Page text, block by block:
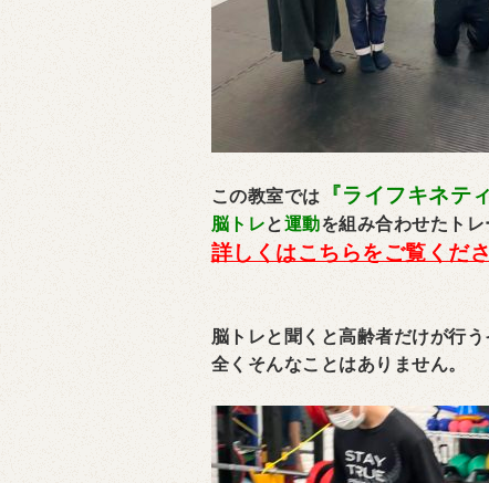
この教室では 『ライフキネテ
脳トレと運動を組み合わせたト
詳しくはこちらをご覧くだ
脳トレと聞くと高齢者だけが行う
全くそんなことはありません。